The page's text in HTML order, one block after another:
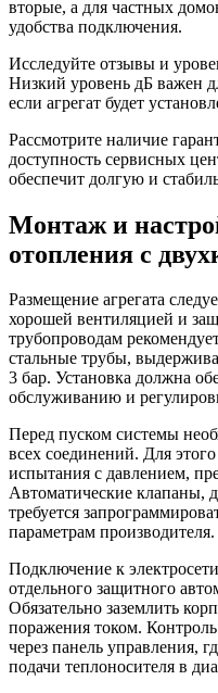
вторые, а для частных
удобства подключения.
Исследуйте отзывы и
Низкий уровень дБ важен
если агрегат будет
Рассмотрите наличие
доступность сервисных
обеспечит долгую и
Монтаж и
отопления с
Размещение агрегата
хорошей вентиляцией и
трубопроводам
стальные трубы,
3 бар. Установка должна
обслуживанию и
Перед пуском системы
всех соединений. Для
испытания с давлением,
Автоматические клапаны,
требуется
параметрам производителя.
Подключение к
отдельного защитного
Обязательно заземлить
поражения током.
через панель управления,
подачи теплоносителя в